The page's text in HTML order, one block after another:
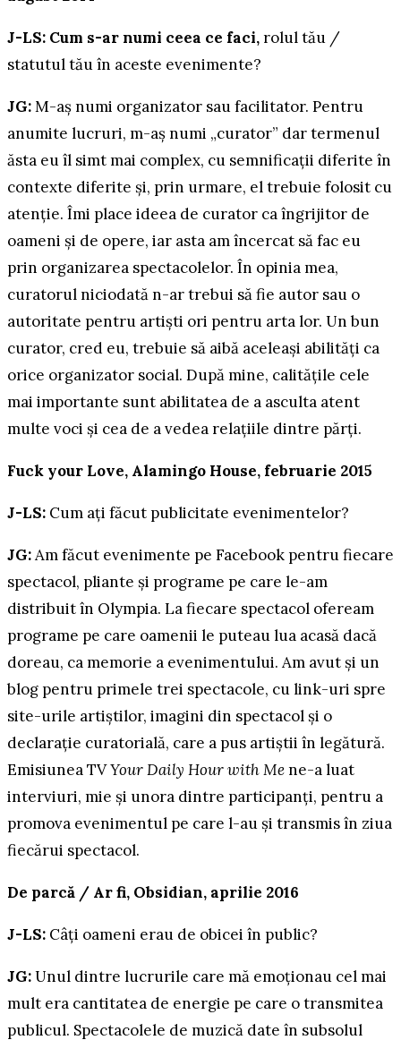
J-LS: Cum s-ar numi ceea ce faci,rolul tău /
statutul tău în aceste evenimente?
JG:M-aș numi organizator sau facilitator. Pentru
anumite lucruri, m-aș numi „curator” dar termenul
ăsta eu îl simt mai complex, cu semnificații diferite în
contexte diferite și, prin urmare, el trebuie folosit cu
atenție. Îmi place ideea de curator ca îngrijitor de
oameni și de opere, iar asta am încercat să fac eu
prin organizarea spectacolelor. În opinia mea,
curatorul niciodată n-ar trebui să fie autor sau o
autoritate pentru artiști ori pentru arta lor. Un bun
curator, cred eu, trebuie să aibă aceleași abilități ca
orice organizator social. După mine, calitățile cele
mai importante sunt abilitatea de a asculta atent
multe voci și cea de a vedea relațiile dintre părți.
Fuck your Love, Alamingo House, februarie 2015
J-LS: Cum ați făcut publicitate evenimentelor?
JG:Am făcut evenimente pe Facebook pentru fiecare
spectacol, pliante și programe pe care le-am
distribuit în Olympia. La fiecare spectacol ofeream
programe pe care oamenii le puteau lua acasă dacă
doreau, ca memorie a evenimentului. Am avut și un
blog pentru primele trei spectacole, cu link-uri spre
site-urile artiștilor, imagini din spectacol și o
declarație curatorială, care a pus artiștii în legătură.
Emisiunea TVYour Daily Hour with Mene-a luat
interviuri, mie și unora dintre participanți, pentru a
promova evenimentul pe care l-au și transmis în ziua
fiecărui spectacol.
De parcă / Ar fi, Obsidian, aprilie 2016
J-LS: Câți oameni erau de obicei în public?
JG:Unul dintre lucrurile care mă emoționau cel mai
mult era cantitatea de energie pe care o transmitea
publicul. Spectacolele de muzică date în subsolul